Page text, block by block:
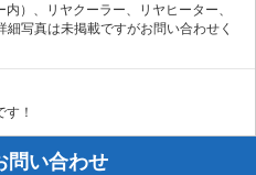
内）、リヤクーラー、リヤヒーター、
写真は未掲載ですがお問い合わせく
！
問い合わせ